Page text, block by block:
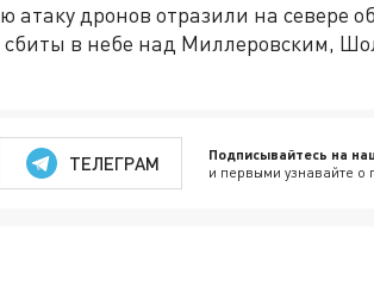
дронов отразили на севере
в небе над Миллеровским,
ТЕЛЕГРАМ Подписывайтесь на
и первыми узнавайте о